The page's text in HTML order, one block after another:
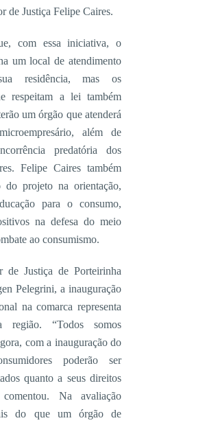
de Justiça Felipe Caires.
com essa iniciativa, o
um local de atendimento
residência, mas os
respeitam a lei também
um órgão que atenderá
além de
predatória dos
Felipe Caires também
do projeto na orientação,
para o consumo,
na defesa do meio
ao consumismo.
de Justiça de Porteirinha
Pelegrini, a inauguração
na comarca representa
região. “Todos somos
com a inauguração do
poderão ser
quanto a seus direitos
comentou. Na avaliação
do que um órgão de